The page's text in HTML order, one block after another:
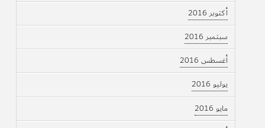
أكتوبر 2016
سبتمبر 2016
أغسطس 2016
يوليو 2016
مايو 2016